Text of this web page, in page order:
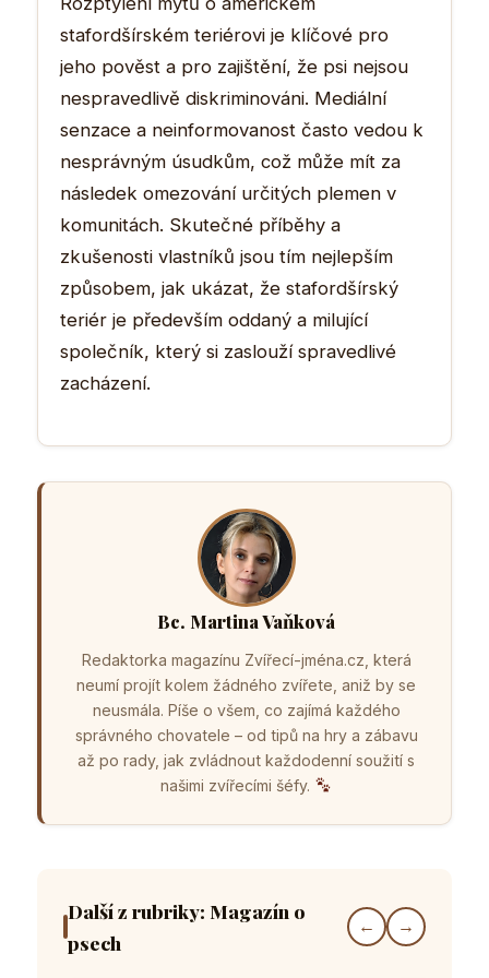
stafordšírském teriérovi je klíčové pro
jeho pověst a pro zajištění, že psi nejsou
nespravedlivě diskriminováni. Mediální
senzace a neinformovanost často vedou k
nesprávným úsudkům, což může mít za
následek omezování určitých plemen v
komunitách. Skutečné příběhy a
zkušenosti vlastníků jsou tím nejlepším
způsobem, jak ukázat, že stafordšírský
teriér je především oddaný a milující
společník, který si zaslouží spravedlivé
zacházení.
Bc. Martina Vaňková
Redaktorka magazínu Zvířecí-jména.cz, která
neumí projít kolem žádného zvířete, aniž by se
neusmála. Píše o všem, co zajímá každého
správného chovatele – od tipů na hry a zábavu
až po rady, jak zvládnout každodenní soužití s
našimi zvířecími šéfy.
Další z rubriky: Magazín o
psech
← →